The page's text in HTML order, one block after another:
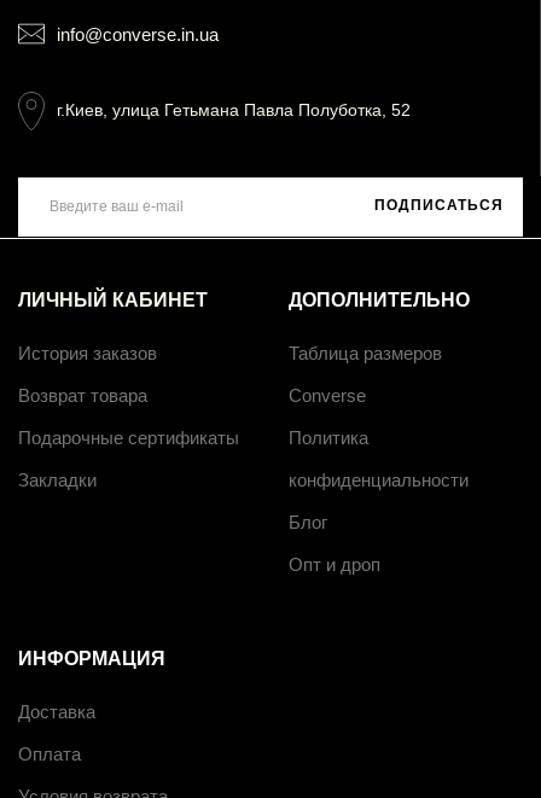
info@converse.in.ua
г.Киев, улица Гетьмана Павла Полуботка, 52
ПОДПИСАТЬСЯ
ЛИЧНЫЙ КАБИНЕТ
История заказов
Возврат товара
Подарочные сертификаты
Закладки
ДОПОЛНИТЕЛЬНО
Таблица размеров
Converse
Политика
конфиденциальности
Блог
Опт и дроп
ИНФОРМАЦИЯ
Доставка
Оплата